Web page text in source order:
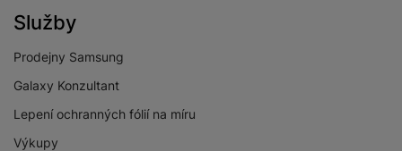
Služby
Prodejny Samsung
Galaxy Konzultant
Lepení ochranných fólií na míru
Výkupy